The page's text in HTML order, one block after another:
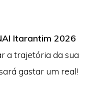
Itarantim 2026
a trajetória da sua
gastar um real!